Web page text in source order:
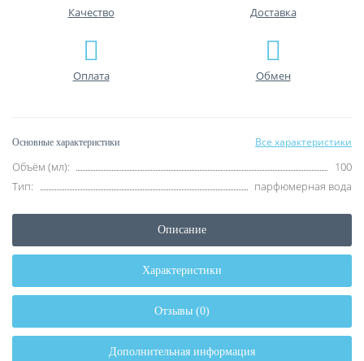
Качество Доставка
Оплата Обмен
Основные характеристики Все характеристики
Объём (мл):
100
Тип:
парфюмерная вода
Описание
Характеристики
Отзывы (0)
Дополнительная информация